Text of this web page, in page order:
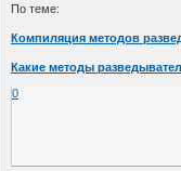
По теме:
Компиляция методов
Какие методы
0